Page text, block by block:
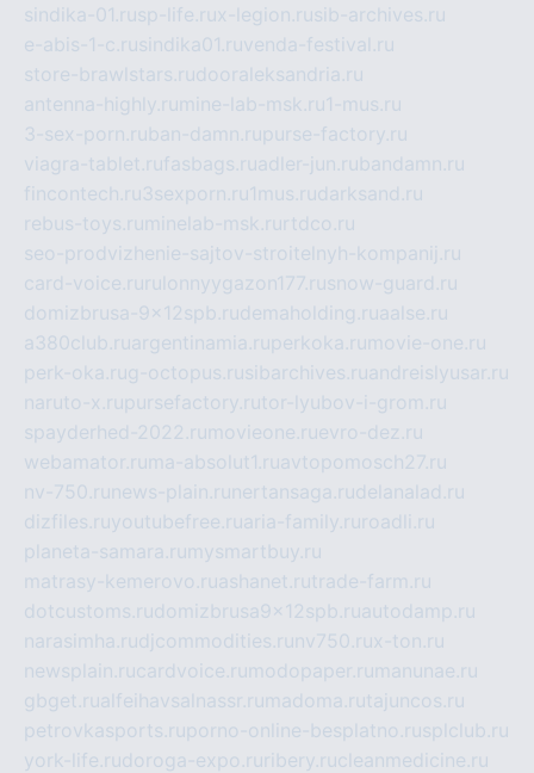
sindika-01.rusp-life.rux-legion.rusib-archives.ru
e-abis-1-c.rusindika01.ruvenda-festival.ru
store-brawlstars.rudooraleksandria.ru
antenna-highly.ru mine-lab-msk.ru1-mus.ru
3-sex-porn.ruban-damn.rupurse-factory.ru
viagra-tablet.rufasbags.ruadler-jun.rubandamn.ru
fincontech.ru3sexporn.ru1mus.rudarksand.ru
rebus-toys.ru minelab-msk.ru rtdco.ru
seo-prodvizhenie-sajtov-stroitelnyh-kompanij.ru
card-voice.ru rulonnyygazon177.rusnow-guard.ru
domizbrusa-9x12spb.rudemaholding.ruaalse.ru
a380club.ruargentinamia.ruperkoka.ru movie-one.ru
perk-oka.rug-octopus.rusibarchives.ruandreislyusar.ru
naruto-x.rupursefactory.rutor-lyubov-i-grom.ru
spayderhed-2022.ru movieone.ruevro-dez.ru
webamator.ru ma-absolut1.ruavtopomosch27.ru
nv-750.ru news-plain.ru nertansaga.rudelanalad.ru
dizfiles.ruyoutubefree.ruaria-family.ru roadli.ru
planeta-samara.ru mysmartbuy.ru
matrasy-kemerovo.ruashanet.rutrade-farm.ru
dotcustoms.rudomizbrusa9x12spb.ruautodamp.ru
narasimha.rudjcommodities.ru nv750.rux-ton.ru
newsplain.rucardvoice.ru modopaper.ru manunae.ru
gbget.rualfeihavsalnassr.ru madoma.rutajuncos.ru
petrovkasports.ruporno-online-besplatno.rusplclub.ru
york-life.rudoroga-expo.ru ribery.rucleanmedicine.ru